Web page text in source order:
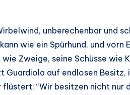
unberechenbar und
wie ein Spürhund, und vorn
Zweige, seine Schüsse wie
auf endlosen Besitz,
“Wir besitzen nicht nur